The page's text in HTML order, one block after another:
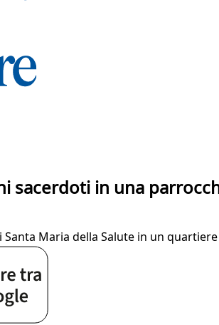
sacerdoti in una
Santa Maria della Salute in un